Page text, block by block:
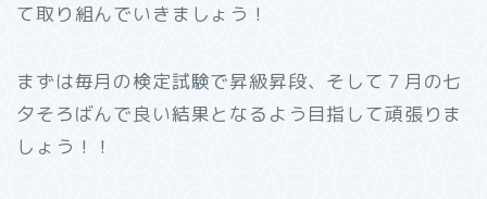
て取り組んでいきましょう！
まずは毎月の検定試験で昇級昇段、そして７月の七
夕そろばんで良い結果となるよう目指して頑張りま
しょう！！